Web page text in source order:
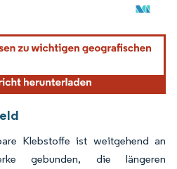
erfordert Namensnennung gemäß
Klebstoffe ist weitgehend an
gebunden, die längeren